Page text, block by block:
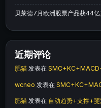
贝莱德7月欧洲股票产品获44亿
近期评论
肥猫 发表在
wcneo 发表在
肥猫 发表在 自动趋势+支撑+